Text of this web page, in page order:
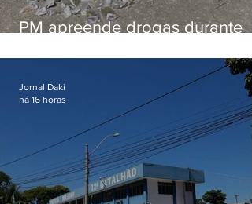
PM apreende drogas durante
Jornal Daki
há 16 horas